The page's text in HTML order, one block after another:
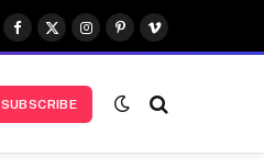
Facebook
X
(Twitter)
Instagram
Pinterest
Vimeo
SUBSCRIBE